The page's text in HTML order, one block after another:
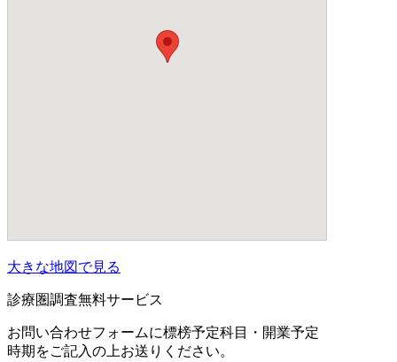
大きな地図で見る
診療圏調査無料サービス
お問い合わせフォームに標榜予定科目・開業予定
時期をご記入の上お送りください。